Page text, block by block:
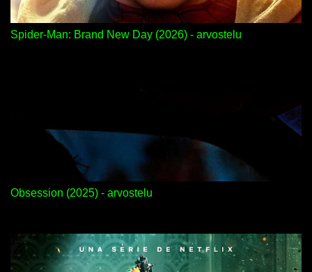
Spider-Man: Brand New Day (2026) - arvostelu
Obsession (2025) - arvostelu